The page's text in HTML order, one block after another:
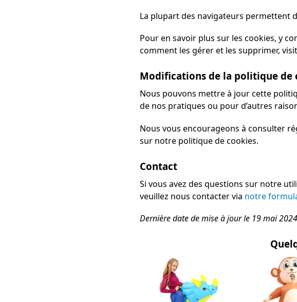
La plupart des navigateurs permettent
Pour en savoir plus sur les cookies, y
comment les gérer et les supprimer,
Modifications de la politique de
Nous pouvons mettre à jour cette
de nos pratiques ou pour d’autres
Nous vous encourageons à consulter
sur notre politique de cookies.
Contact
Si vous avez des questions sur notre
veuillez nous contacter via notre
Dernière date de mise à jour le 19 mai